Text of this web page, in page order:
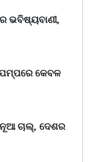
ଭବିଷ୍ୟବାଣୀ,
କେବଳ
ଚାଲ୍, ଦେଶର